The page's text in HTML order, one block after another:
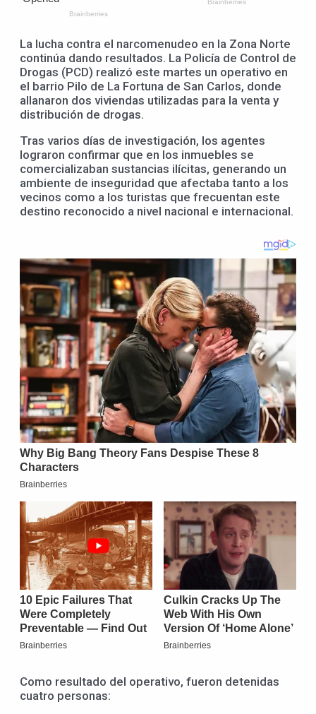
La lucha contra el narcomenudeo en la Zona Norte
continúa dando resultados. La Policía de Control de
Drogas (PCD) realizó este martes un operativo en
el barrio Pilo de La Fortuna de San Carlos, donde
allanaron dos viviendas utilizadas para la venta y
distribución de drogas.
Tras varios días de investigación, los agentes
lograron confirmar que en los inmuebles se
comercializaban sustancias ilícitas, generando un
ambiente de inseguridad que afectaba tanto a los
vecinos como a los turistas que frecuentan este
destino reconocido a nivel nacional e internacional.
Como resultado del operativo, fueron detenidas
cuatro personas: